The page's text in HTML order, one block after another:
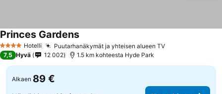
4 Tähtiluokitus
Hotelli Puutarhanäkymät ja yhteisen alueen TVKatso hinnat
Princes GardensKatso hinnat
7,5 Hyvä 12 002 1.5 km kohteesta Hyde Park
Alkaen 89 €